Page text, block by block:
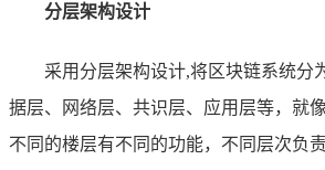
分层架构设计
采用分层架构设计,将区块链系统分
据层、网络层、共识层、应用层等，就
不同的楼层有不同的功能，不同层次负